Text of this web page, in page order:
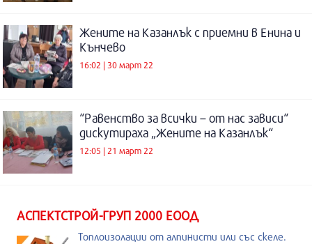
Жените на Казанлък с приемни в Енина и
Кънчево
16:02 | 30 март 22
“Равенство за всички – от нас зависи“
дискутираха „Жените на Казанлък“
12:05 | 21 март 22
АСПЕКТСТРОЙ-ГРУП 2000 ЕООД
Топлоизолации от алпинисти или със скеле.